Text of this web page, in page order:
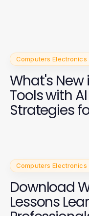
Computers
What's New
Tools with
Strategies
Computers
Download
Lessons